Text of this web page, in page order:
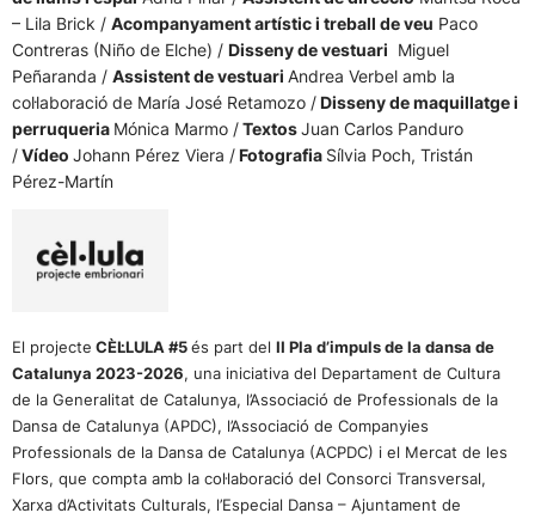
– Lila Brick / Acompanyament artístic i treball de veu Paco
Contreras (Niño de Elche) / Disseny de vestuari Miguel
Peñaranda / Assistent de vestuari Andrea Verbel amb la
col·laboració de María José Retamozo /Disseny de maquillatge i
perruqueria Mónica Marmo /TextosJuan Carlos Panduro
/Vídeo Johann Pérez Viera /Fotografia Sílvia Poch, Tristán
Pérez-Martín
El projecte CÈL·LULA #5és part del II Pla d’impuls de la dansa de
Catalunya 2023-2026, una iniciativa del Departament de Cultura
de la Generalitat de Catalunya, l’Associació de Professionals de la
Dansa de Catalunya (APDC), l’Associació de Companyies
Professionals de la Dansa de Catalunya (ACPDC) i el Mercat de les
Flors, que compta amb la col·laboració del Consorci Transversal,
Xarxa d’Activitats Culturals, l’Especial Dansa – Ajuntament de